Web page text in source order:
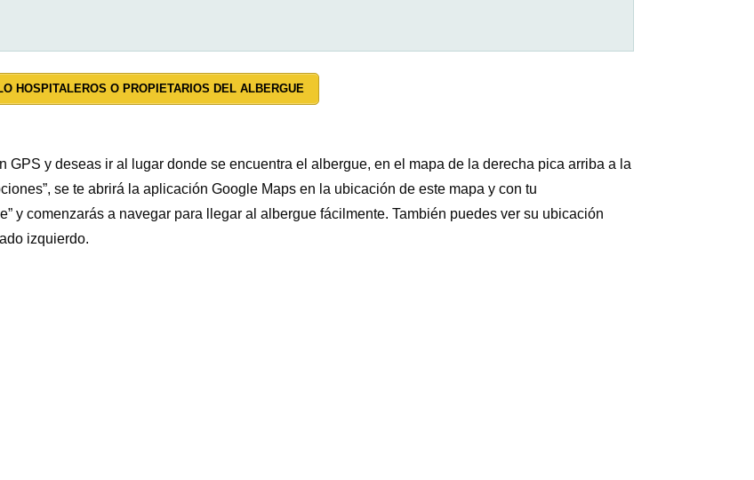
HOSPITALEROS O PROPIETARIOS DEL ALBERGUE
GPS y deseas ir al lugar donde se encuentra el albergue, en el mapa de la derecha pica arriba a la
se te abrirá la aplicación Google Maps en la ubicación de este mapa y con tu
y comenzarás a navegar para llegar al albergue fácilmente. También puedes ver su ubicación
izquierdo.